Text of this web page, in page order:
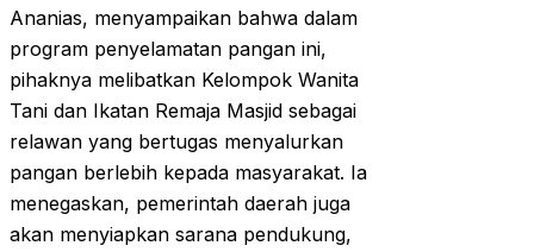
Ananias, menyampaikan bahwa dalam
program penyelamatan pangan ini,
pihaknya melibatkan Kelompok Wanita
Tani dan Ikatan Remaja Masjid sebagai
relawan yang bertugas menyalurkan
pangan berlebih kepada masyarakat. Ia
menegaskan, pemerintah daerah juga
akan menyiapkan sarana pendukung,